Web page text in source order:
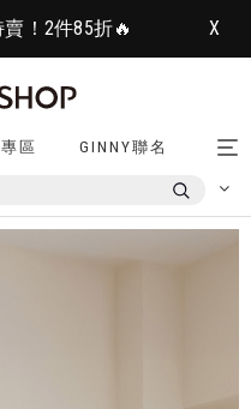
賣！2件85折🔥 X
區 GINNY聯名